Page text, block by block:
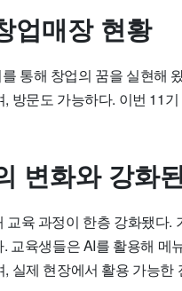
업매장 현황
통해 창업의 꿈을 실현해
방문도 가능하다. 이번 11
변화와 강화
육 과정이 한층 강화됐다.
교육생들은 AI를 활용해 메
실제 현장에서 활용 가능